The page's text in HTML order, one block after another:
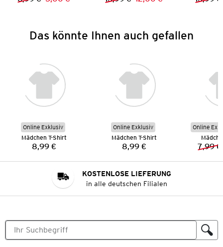
Vorheriger Preis:
Neuer Preis: Vorheriger Preis:
Neuer Preis:
Das könnte Ihnen auch gefallen
Online Exklusiv
Mädchen T-Shirt
Preis:
8,99 €
Online Exklusiv
Mädchen T-Shirt
Preis:
8,99 €
Online
7,99 €
KOSTENLOSE LIEFERUNG
in alle deutschen Filialen